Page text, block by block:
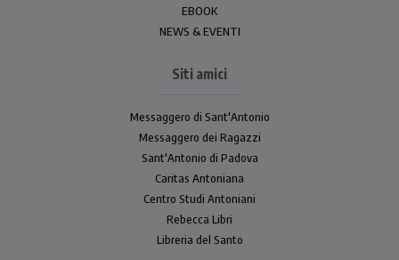
EBOOK
NEWS & EVENTI
Siti amici
Messaggero di Sant'Antonio
Messaggero dei Ragazzi
Sant'Antonio di Padova
Caritas Antoniana
Centro Studi Antoniani
Rebecca Libri
Libreria del Santo